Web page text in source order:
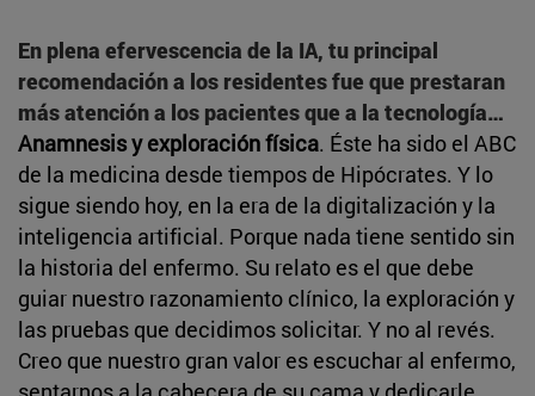
En plena efervescencia de la IA, tu principal
recomendación a los residentes fue que prestaran
más atención a los pacientes que a la tecnología…
Anamnesis y exploración física. Éste ha sido el ABC
de la medicina desde tiempos de Hipócrates. Y lo
sigue siendo hoy, en la era de la digitalización y la
inteligencia artificial. Porque nada tiene sentido sin
la historia del enfermo. Su relato es el que debe
guiar nuestro razonamiento clínico, la exploración y
las pruebas que decidimos solicitar. Y no al revés.
Creo que nuestro gran valor es escuchar al enfermo,